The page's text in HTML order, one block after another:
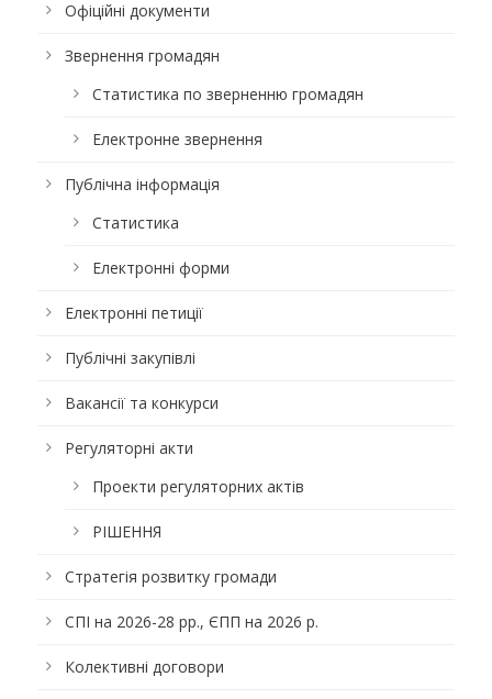
Офіційні документи
Звернення громадян
Статистика по зверненню громадян
Електронне звернення
Публічна інформація
Статистика
Електронні форми
Електронні петиції
Публічні закупівлі
Вакансії та конкурси
Регуляторні акти
Проекти регуляторних актів
РІШЕННЯ
Стратегія розвитку громади
СПІ на 2026-28 рр., ЄПП на 2026 р.
Колективні договори